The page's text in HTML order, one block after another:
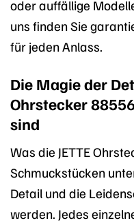
oder auffällige
uns finden Sie
für jeden Anlass.
Die Magie der
Ohrstecker
sind
Was die JETTE
Schmuckstücken
Detail und die
werden. Jedes